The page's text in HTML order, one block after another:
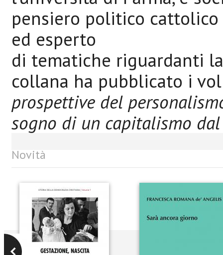
pensiero politico
ed esperto
di tematiche riguardanti
collana ha pubblicato i
prospettive del
sogno di un capitalismo
Novità